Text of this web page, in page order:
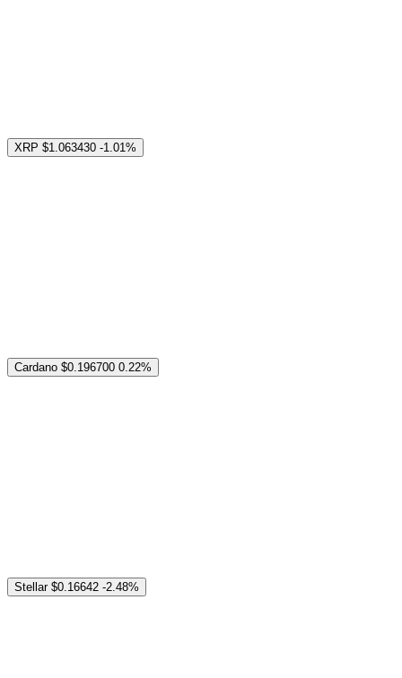
XRP $1.063430 -1.01%
Cardano $0.196700 0.22%
Stellar $0.16642 -2.48%